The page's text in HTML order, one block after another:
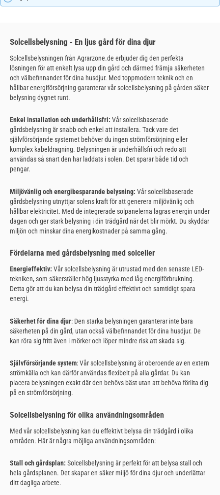
Solcellsbelysning - En ljus gård för dina djur
Solcellsbelysningen från Agrarzone.de erbjuder dig den perfekta
lösningen för att enkelt lysa upp din gård och därmed främja säkerheten
och välbefinnandet för dina husdjur. Med toppmodern teknik och en
hållbar energiförsörjning garanterar vår solcellsbelysning på gården säker
belysning dygnet runt.
Enkel installation och underhållsfri: Vår solcellsbaserade
gårdsbelysning är snabb och enkel att installera. Tack vare det
självförsörjande systemet behöver du ingen strömförsörjning eller
komplex kabeldragning. Belysningen är underhållsfri och redo att
användas så snart den har laddats i solen. Det sparar både tid och
pengar.
Miljövänlig och energibesparande belysning: Vår solcellsbaserade
gårdsbelysning utnyttjar solens kraft för att generera miljövänlig och
hållbar elektricitet. Med de integrerade solpanelerna lagras energin under
dagen och ger stark belysning i din trädgård när det blir mörkt. Du skyddar
miljön och minskar dina energikostnader på samma gång.
Fördelarna med gårdsbelysning med solceller
Energieffektiv: Vår solcellsbelysning är utrustad med den senaste LED-
tekniken, som säkerställer hög ljusstyrka med låg energiförbrukning.
Detta gör att du kan belysa din trädgård effektivt och samtidigt spara
energi.
Säkerhet för dina djur: Den starka belysningen garanterar inte bara
säkerheten på din gård, utan också välbefinnandet för dina husdjur. De
kan röra sig fritt även i mörker och löper mindre risk att skada sig.
Självförsörjande system: Vår solcellsbelysning är oberoende av en extern
strömkälla och kan därför användas flexibelt på alla gårdar. Du kan
placera belysningen exakt där den behövs bäst utan att behöva förlita dig
på en strömförsörjning.
Solcellsbelysning för olika användningsområden
Med vår solcellsbelysning kan du effektivt belysa din trädgård i olika
områden. Här är några möjliga användningsområden:
Stall och gårdsplan: Solcellsbelysning är perfekt för att belysa stall och
hela gårdsplanen. Det skapar en säker miljö för dina djur och underlättar
ditt dagliga arbete.